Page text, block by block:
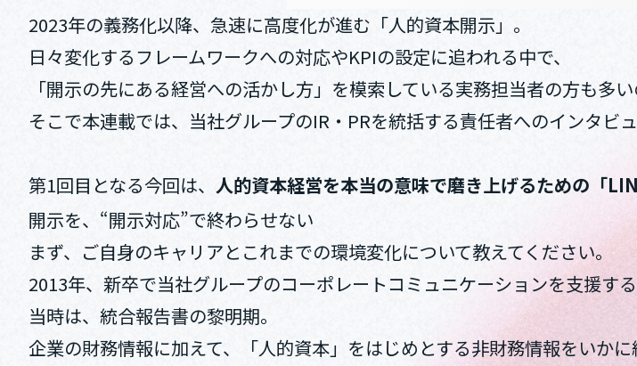
2023年の義務化以降、急速に高度化が進む「人的資本開示」。
日々変化するフレームワークへの対応やKPIの設定に追われる中で、
「開示の先にある経営への活かし方」を模索している実務担当者の方も多い
そこで本連載では、当社グループのIR・PRを統括する責任者へのインタビ
第1回目となる今回は、 人的資本経営を本当の意味で磨き上げるための「
開示を、“開示対応”で終わらせない
まず、ご自身のキャリアとこれまでの環境変化について教えてください。
2013年、新卒で当社グループのコーポレートコミュニケーションを支援す
当時は、統合報告書の黎明期。
企業の財務情報に加えて、「人的資本」をはじめとする非財務情報をいか